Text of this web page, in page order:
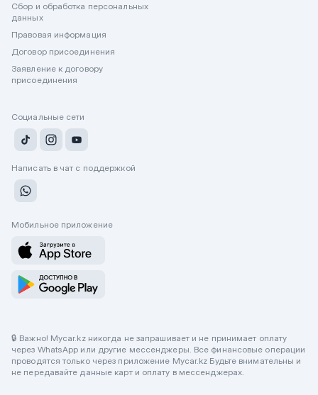
Сбор и обработка персональных
данных
Правовая информация
Договор присоединения
Заявление к договору
присоединения
Социальные сети
Написать в чат с поддержкой
Мобильное приложение
🔒 Важно! Mycar.kz никогда не запрашивает и не принимает оплату
через WhatsApp или другие мессенджеры. Все финансовые операции
проводятся только через приложение Mycar.kz Будьте внимательны и
не передавайте данные карт и оплату в мессенджерах.